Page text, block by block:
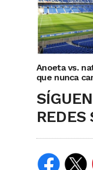
Anoeta vs.
que nunca
REDES